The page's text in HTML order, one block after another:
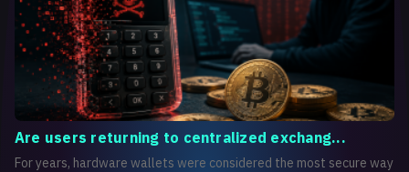
Are users returning to centralized exchang...
For years, hardware wallets were considered the most secure way